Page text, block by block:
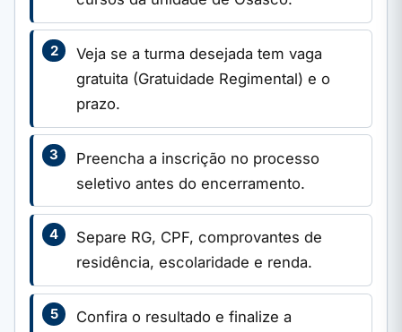
Veja se a turma desejada tem vaga
gratuita (Gratuidade Regimental) e o
prazo.
Preencha a inscrição no processo
seletivo antes do encerramento.
Separe RG, CPF, comprovantes de
residência, escolaridade e renda.
Confira o resultado e finalize a